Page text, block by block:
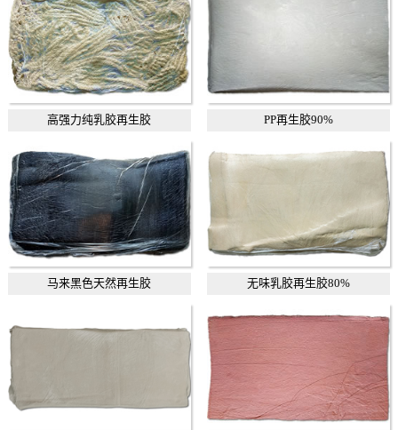
高强力纯乳胶再生胶 PP再生胶90%
马来黑色天然再生胶 无味乳胶再生胶80%